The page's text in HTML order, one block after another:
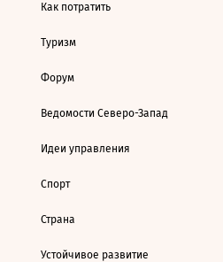
Как потратить
Туризм
Форум
Ведомости Северо-Запад
Идеи управления
Спорт
Страна
Устойчивое развитие